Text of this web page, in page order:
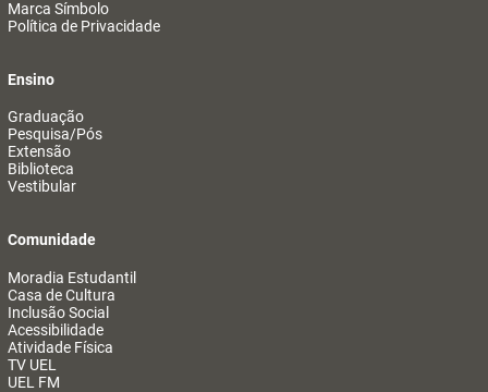
Marca Símbolo
Política de Privacidade
Ensino
Graduação
Pesquisa/Pós
Extensão
Biblioteca
Vestibular
Comunidade
Moradia Estudantil
Casa de Cultura
Inclusão Social
Acessibilidade
Atividade Física
TV UEL
UEL FM